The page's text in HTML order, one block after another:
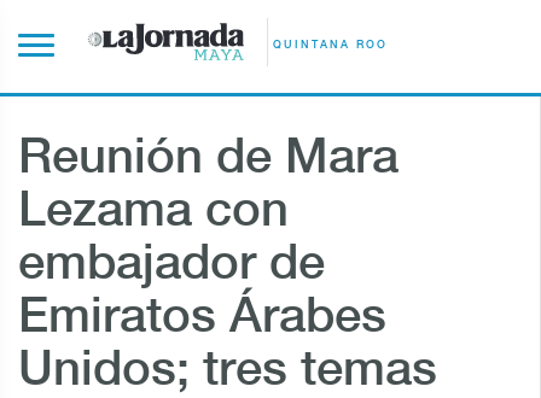
QUINTANA ROO
Reunión de Mara
Lezama con
embajador de
Emiratos Árabes
Unidos; tres temas